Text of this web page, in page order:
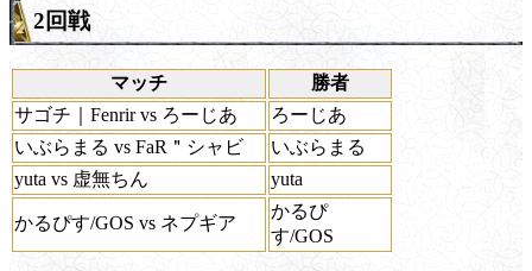
2回戦
マッチ
勝者
サゴチ｜Fenrir vs ろーじあ
ろーじあ
いぶらまる vs FaR＂シャビ
いぶらまる
yuta vs 虚無ちん
yuta
かるぴす/GOS vs ネプギア
かるぴ
す/GOS